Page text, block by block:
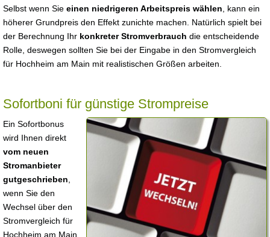
Selbst wenn Sie einen niedrigeren Arbeitspreis wählen , kann ein
höherer Grundpreis den Effekt zunichte machen. Natürlich spielt bei
der Berechnung Ihr konkreter Stromverbrauch die entscheidende
Rolle, deswegen sollten Sie bei der Eingabe in den Stromvergleich
für Hochheim am Main mit realistischen Größen arbeiten.
Sofortboni für günstige Strompreise
Ein Sofortbonus
wird Ihnen direkt
vom neuen
Stromanbieter
gutgeschrieben
wenn Sie den
Wechsel über den
Stromvergleich für
Hochheim am Main